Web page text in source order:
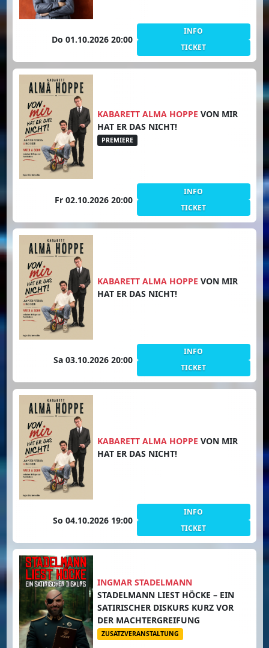
Do 01.10.2026 20:00
INFO
TICKET
KABARETT ALMA HOPPE VON MIR
HAT ER DAS NICHT!
PREMIERE
Fr 02.10.2026 20:00
INFO
TICKET
KABARETT ALMA HOPPE VON MIR
HAT ER DAS NICHT!
Sa 03.10.2026 20:00
INFO
TICKET
KABARETT ALMA HOPPE VON MIR
HAT ER DAS NICHT!
So 04.10.2026 19:00
INFO
TICKET
INGMAR STADELMANN
STADELMANN LIEST HÖCKE – EIN
SATIRISCHER DISKURS KURZ VOR
DER MACHTERGREIFUNG
ZUSATZVERANSTALTUNG